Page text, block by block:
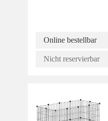
Online bestellbar
Nicht reservierbar